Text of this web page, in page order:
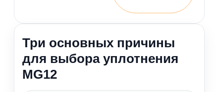
Три основных причины
для выбора уплотнения
MG12